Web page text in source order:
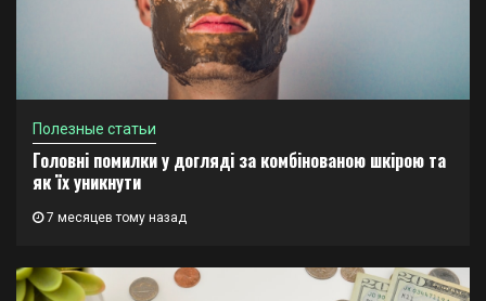
Полезные статьи
Головні помилки у догляді за комбінованою шкірою та
як їх уникнути
7 месяцев тому назад